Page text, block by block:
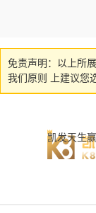
免责声明：以上所
我们原则 上建议您
凯发天生